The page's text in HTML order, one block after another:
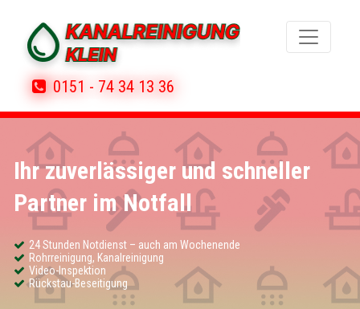
0151 - 74 34 13 36
Ihr zuverlässiger und schneller
Partner im Notfall
24 Stunden Notdienst – auch am Wochenende
Rohrreinigung, Kanalreinigung
Video-Inspektion
Rückstau-Beseitigung